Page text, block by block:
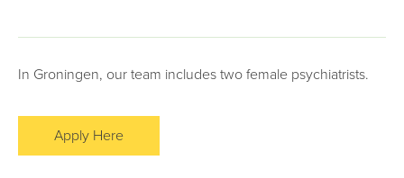
In Groningen, our team includes two female psychiatrists.
Apply Here